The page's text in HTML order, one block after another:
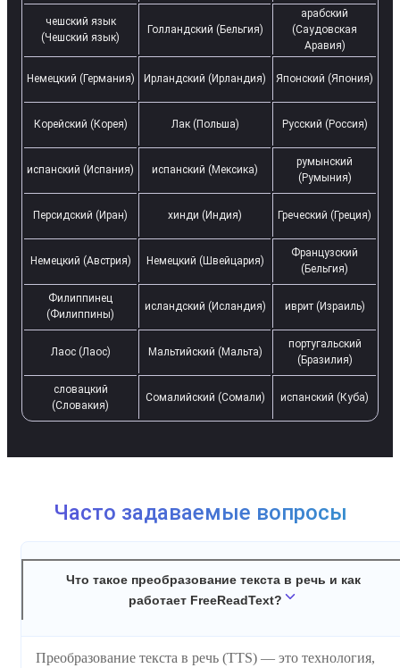
чешский язык
(Чешский язык)
Голландский (Бельгия)
арабский
(Саудовская
Аравия)
Немецкий (Германия) Ирландский (Ирландия) Японский (Япония)
Корейский (Корея) Лак (Польша) Русский (Россия)
испанский (Испания) испанский (Мексика)
румынский
(Румыния)
Персидский (Иран) хинди (Индия) Греческий (Греция)
Немецкий (Австрия) Немецкий (Швейцария)
Французский
(Бельгия)
Филиппинец
(Филиппины)
исландский (Исландия) иврит (Израиль)
Лаос (Лаос) Мальтийский (Мальта)
португальский
(Бразилия)
словацкий
(Словакия)
Сомалийский (Сомали) испанский (Куба)
Часто задаваемые вопросы
Что такое преобразование текста в речь и как
работает FreeReadText?
Преобразование текста в речь (TTS) — это технология,